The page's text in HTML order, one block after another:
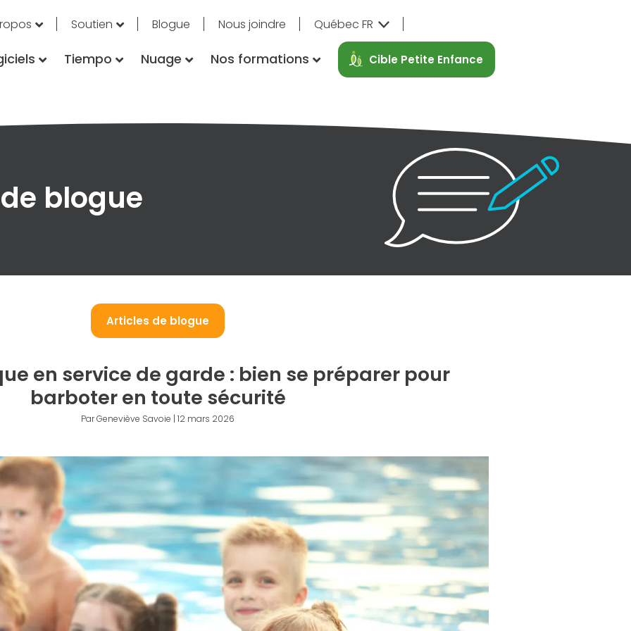
Soutien Blogue Nous joindre Québec FR
Tiempo Nuage Nos formations Cible Petite Enfance
blogue
Articles de blogue
en service de garde : bien se préparer pour
barboter en toute sécurité
Par Geneviève Savoie | 12 mars 2026